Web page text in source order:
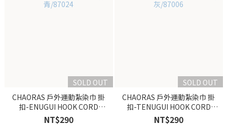
SOLD OUT
CHAORAS 戶外運動紮染巾 掛
扣-ENUGUI HOOK CORD
Navy/丈青/87024
NT$290
SOLD OUT
CHAORAS 戶外運動紮染巾 掛
扣-TENUGUI HOOK CORD
Gray/灰/87006
NT$290